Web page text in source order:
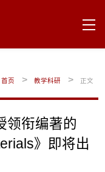
首页 > 教学科研 > 正文
领衔编著的
》即将出